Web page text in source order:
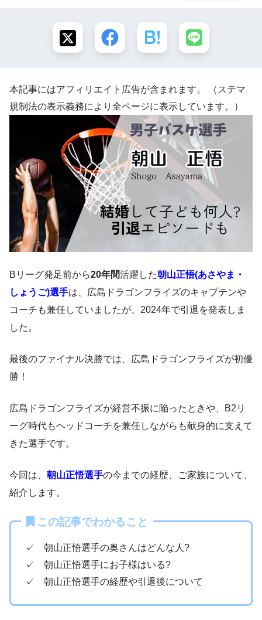
本記事にはアフィリエイト広告が含まれます。 （ステマ
規制法の表示義務により全ページに表示しています。）
Bリーグ発足前から20年間活躍した朝山正悟(あさやま・
しょうご)選手は、広島ドラゴンフライズのキャプテンや
コーチも兼任していましたが、2024年で引退を発表しま
した。
最後のファイナル決勝では、広島ドラゴンフライズが初優
勝！
広島ドラゴンフライズが経営不振に陥ったときや、B2リ
ーグ時代もヘッドコーチを兼任しながらも献身的に支えて
きた選手です。
今回は、 朝山正悟選手の今までの経歴、ご家族について、
紹介します。
この記事でわかること
✓ 朝山正悟選手の奥さんはどんな人?
✓ 朝山正悟選手にお子様はいる?
✓ 朝山正悟選手の経歴や引退後について